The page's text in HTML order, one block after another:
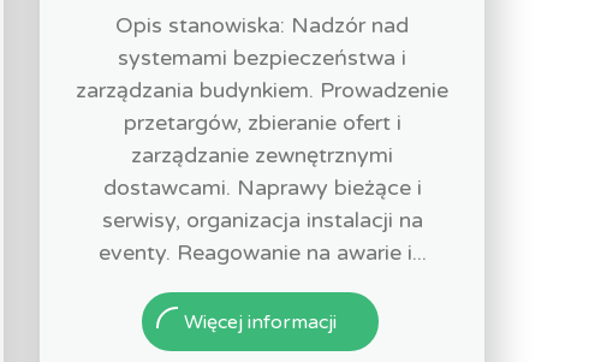
Opis stanowiska: Nadzór nad
systemami bezpieczeństwa i
zarządzania budynkiem. Prowadzenie
przetargów, zbieranie ofert i
zarządzanie zewnętrznymi
dostawcami. Naprawy bieżące i
serwisy, organizacja instalacji na
eventy. Reagowanie na awarie i...
Więcej informacji